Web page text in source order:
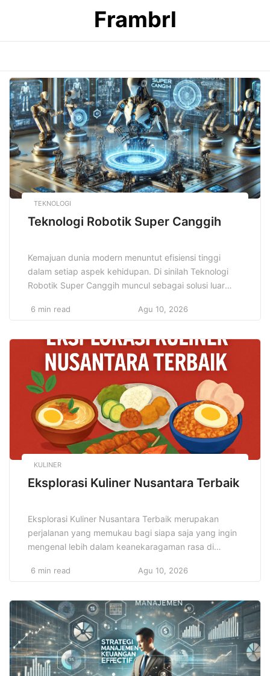
Frambrl
TEKNOLOGI
Teknologi Robotik Super Canggih
Kemajuan dunia modern menuntut efisiensi tinggi
dalam setiap aspek kehidupan. Di sinilah Teknologi
Robotik Super Canggih muncul sebagai solusi luar
manusia, tetapi juga memperluas kemampuan
kecepatan dan presisi tinggi, robot mampu
melakukan pekerjaan kompleks yang sebelumnya
mustahil dilakukan manusia dalam waktu singkat.
Setiap […]
6 min read Agu 10, 2026
KULINER
Eksplorasi Kuliner Nusantara Terbaik
Eksplorasi Kuliner Nusantara Terbaik merupakan
perjalanan yang memukau bagi siapa saja yang ingin
mengenal lebih dalam keanekaragaman rasa di
kekayaan kuliner yang tak hanya menggoda lidah,
panjang. Setiap hidangan yang disajikan memiliki
cerita di baliknya, menggambarkan tradisi yang
berkembang selama berabad-abad. Eksplorasi […]
6 min read Agu 10, 2026